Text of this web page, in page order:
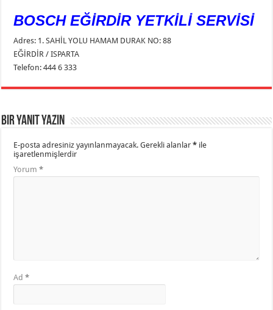
BOSCH EĞİRDİR YETKİLİ SERVİSİ
Adres: 1. SAHİL YOLU HAMAM DURAK NO: 88
EĞİRDİR / ISPARTA
Telefon: 444 6 333
Bir yanıt yazın
E-posta adresiniz yayınlanmayacak. Gerekli alanlar* ile
işaretlenmişlerdir
Yorum*
Ad*